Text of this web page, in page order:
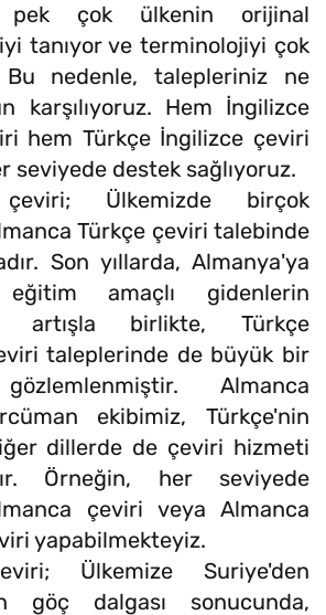
pek çok ülkenin orijinal
tanıyor ve terminolojiyi çok
nedenle, talepleriniz ne
karşılıyoruz. Hem İngilizce
hem Türkçe İngilizce çeviri
seviyede destek sağlıyoruz.
Ülkemizde birçok
Türkçe çeviri talebinde
Son yıllarda, Almanya'ya
amaçlı gidenlerin
artışla birlikte, Türkçe
taleplerinde de büyük bir
Almanca
ekibimiz, Türkçe'nin
dillerde de çeviri hizmeti
Örneğin, her seviyede
çeviri veya Almanca
yapabilmekteyiz.
Ülkemize Suriye'den
göç dalgası sonucunda,